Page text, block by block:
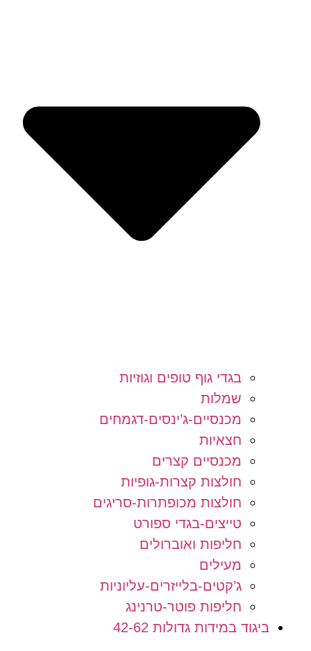
בגדי גוף טופים וגוזיות
שמלות
מכנסיים-ג’ינסים-דגמחים
חצאיות
מכנסיים קצרים
חולצות קצרות-גופיות
חולצות מכופתרות-סריגים
טייצים-בגדי ספורט
חליפות ואוברולים
מעילים
ג’קטים-בלייזרים-עליוניות
חליפות פוטר-טרנינג
ביגוד במידות גדולות 42-62